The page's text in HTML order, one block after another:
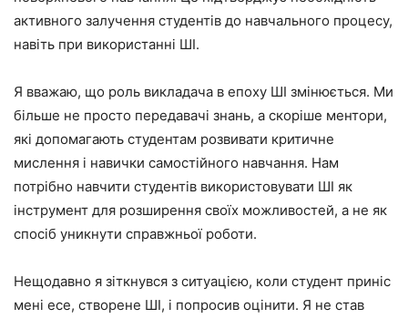
активного залучення студентів до навчального процесу,
навіть при використанні ШІ.
Я вважаю, що роль викладача в епоху ШІ змінюється. Ми
більше не просто передавачі знань, а скоріше ментори,
які допомагають студентам розвивати критичне
мислення і навички самостійного навчання. Нам
потрібно навчити студентів використовувати ШІ як
інструмент для розширення своїх можливостей, а не як
спосіб уникнути справжньої роботи.
Нещодавно я зіткнувся з ситуацією, коли студент приніс
мені есе, створене ШІ, і попросив оцінити. Я не став